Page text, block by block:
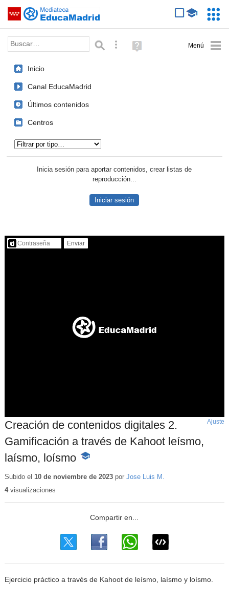
Saltar navegación
Palabra o frase: Búsqueda avanzada
Ayuda
(en
Inicio
Canal EducaMadrid
Últimos contenidos
Centros
Inicia sesión para aportar contenidos, crear listas de
reproducción...
Iniciar sesión
Contenido protegido…
Creación de contenidos digitales 2.
Gamificación a través de Kahoot leísmo,
laísmo, loísmo -
educativo
Ajuste
Subido el 10 de noviembre de 2023por Jose Luis M.
4visualizaciones
Ejercicio práctico a través de Kahoot de leísmo, laísmo y loísmo.